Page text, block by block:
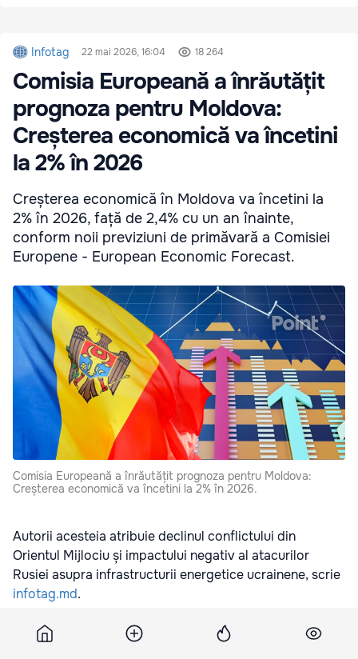
Infotag 22 mai 2026, 16:04 18 264
Comisia Europeană a înrăutățit
prognoza pentru Moldova:
Creșterea economică va încetini
la 2% în 2026
Creșterea economică în Moldova va încetini la
2% în 2026, față de 2,4% cu un an înainte,
conform noii previziuni de primăvară a Comisiei
Europene - European Economic Forecast.
Comisia Europeană a înrăutățit prognoza pentru Moldova:
Creșterea economică va încetini la 2% în 2026.
Autorii acesteia atribuie declinul conflictului din
Orientul Mijlociu și impactului negativ al atacurilor
Rusiei asupra infrastructurii energetice ucrainene, scrie
infotag.md.
Potrivit experților, creșterea se va consolida la 3,5% în
2027 „pe măsură ce șocul energetic se diminuează,